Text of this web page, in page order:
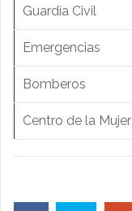
Guardia Civil
Emergencias
Bomberos
Centro de la Mujer